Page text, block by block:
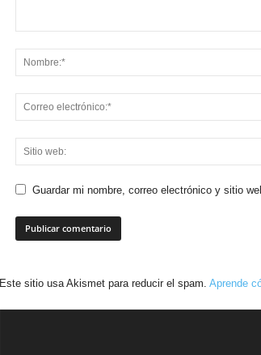
Guardar mi nombre, correo electrónico y sitio
Este sitio usa Akismet para reducir el spam. Aprende